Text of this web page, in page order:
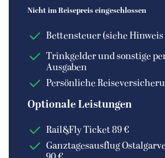
Nicht im Reisepreis eingeschlossen
Bettensteuer (siehe
Trinkgelder und sonstige
Ausgaben
Persönliche
Optionale Leistungen
Rail&Fly Ticket 89 €
Ganztagesausflug